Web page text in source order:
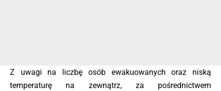
Z uwagi na liczbę osób ewakuowanych oraz niską
temperaturę na zewnątrz, za pośrednictwem